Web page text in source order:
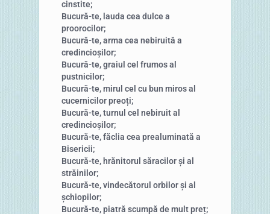
cinstite;
Bucură-te, lauda cea dulce a
proorocilor;
Bucură-te, arma cea nebiruită a
credincioșilor;
Bucură-te, graiul cel frumos al
pustnicilor;
Bucură-te, mirul cel cu bun miros al
cucernicilor preoți;
Bucură-te, turnul cel nebiruit al
credincioșilor;
Bucură-te, făclia cea prealuminată a
Bisericii;
Bucură-te, hrănitorul săracilor și al
străinilor;
Bucură-te, vindecătorul orbilor și al
șchiopilor;
Bucură-te, piatră scumpă de mult preț;